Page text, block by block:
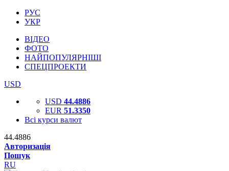
РУС
УКР
ВІДЕО
ФОТО
НАЙПОПУЛЯРНІШІ
СПЕЦПРОЕКТИ
USD
USD 44.4886
EUR 51.3350
Всі курси валют
44.4886
Авторизація
Пошук
RU